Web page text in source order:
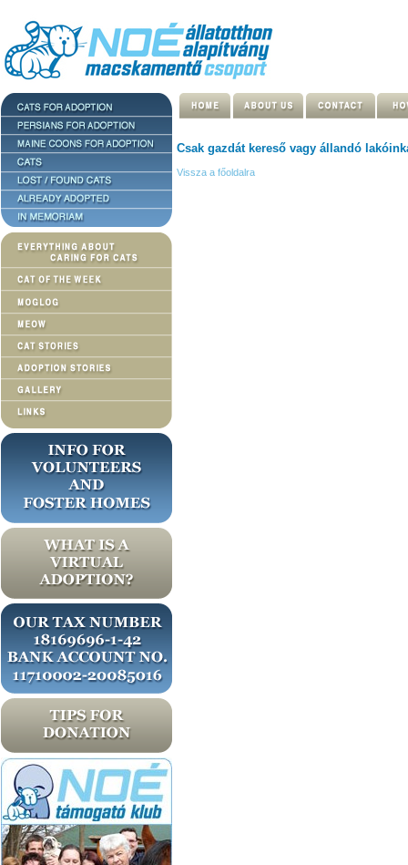
Csak gazdát kereső vagy állandó
Vissza a főoldalra